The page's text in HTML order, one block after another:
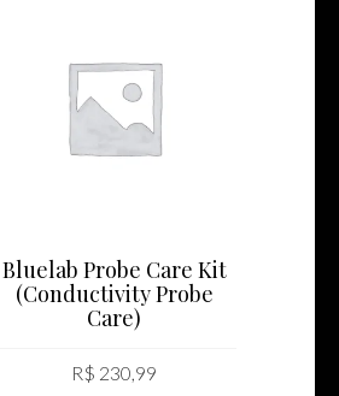
Bluelab Probe Care Kit
(Conductivity Probe
Care)
R$ 230,99